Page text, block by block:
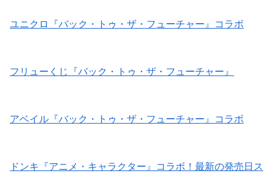
ユニクロ『バック・トゥ・ザ・フューチャー』コラボ
フリューくじ『バック・トゥ・ザ・フューチャー』
アベイル『バック・トゥ・ザ・フューチャー』コラボ
ドンキ『アニメ・キャラクター』コラボ！最新の発売日ス